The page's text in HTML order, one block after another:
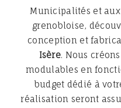
Municipalités et
grenobloise,
conception et
Isère. Nous
modulables en
budget dédié à
réalisation seront